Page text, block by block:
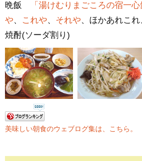
晩飯
「湯けむりまごころの宿一
や、 これや、 それや、ほかあれこ
焼酎(ソーダ割り)
美味しい朝食のウェブログ集は、こちら。